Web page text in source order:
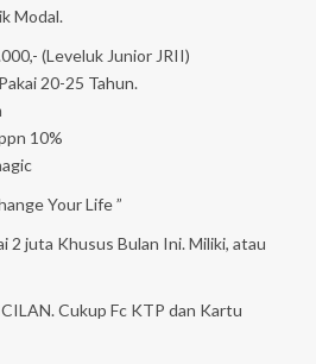
Modal.
(Leveluk Junior JRII)
20-25 Tahun.
10%
Your Life ”
2 juta Khusus Bulan Ini. Miliki, atau
Cukup Fc KTP dan Kartu